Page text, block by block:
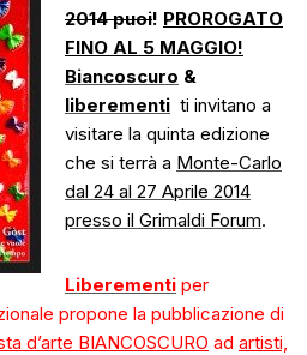
2014 puoi! PROROGATO
FINO AL 5 MAGGIO!
Biancoscuro &
liberementi ti invitano a
visitare la quinta edizione
che si terrà a Monte-Carlo
dal 24 al 27 Aprile 2014
presso il Grimaldi Forum.
Liberementi per
propone la pubblicazione di
d’arte BIANCOSCURO ad artisti,